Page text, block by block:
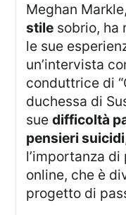
Meghan
stile sobrio, ha
le sue
un’intervista
conduttrice di
duchessa di
suedifficoltà
pensieri suicidi
l’importanza
online, che è
progetto di